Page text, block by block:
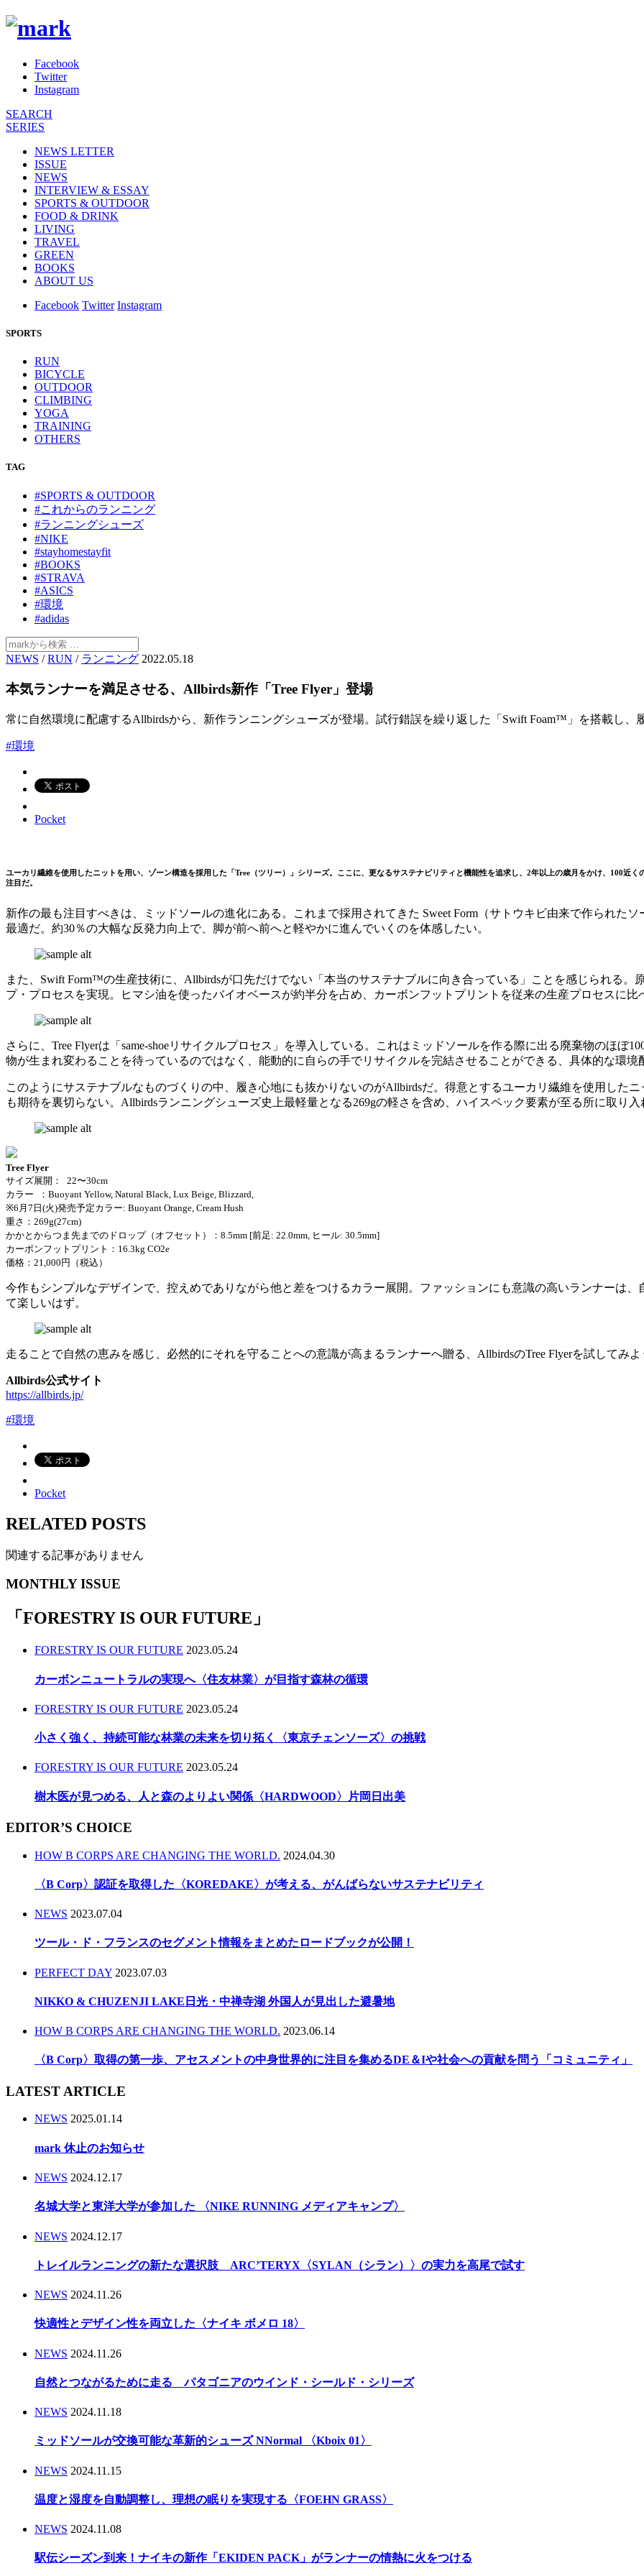
Facebook
Twitter
Instagram
SEARCH
SERIES
NEWS LETTER
ISSUE
NEWS
INTERVIEW & ESSAY
SPORTS & OUTDOOR
FOOD & DRINK
LIVING
TRAVEL
GREEN
BOOKS
ABOUT US
Facebook Twitter Instagram
SPORTS
RUN
BICYCLE
OUTDOOR
CLIMBING
YOGA
TRAINING
OTHERS
TAG
#SPORTS & OUTDOOR
#これからのランニング
#ランニングシューズ
#NIKE
#stayhomestayfit
#BOOKS
#STRAVA
#ASICS
#環境
#adidas
NEWS /RUN / ランニング 2022.05.18
本気ランナーを満足させる、Allbirds新作「Tree Flyer」登場
常に自然環境に配慮するAllbirdsから、新作ランニングシューズが登場。試行錯誤を繰り返した「Swift Foam™」を搭載し、
#環境
Pocket
ユーカリ繊維を使用したニットを用い、ゾーン構造を採用した「Tree（ツリー）」シリーズ。ここに、更なるサステナビリティと機能性を追求し、2年以上の歳月をかけ、100近
注目だ。
新作の最も注目すべきは、ミッドソールの進化にある。これまで採用されてきた Sweet Form（サトウキビ由来で作られた
最適だ。約30％の大幅な反発力向上で、脚が前へ前へと軽やかに進んでいくのを体感したい。
また、Swift Form™の生産技術に、Allbirdsが口先だけでない「本当のサステナブルに向き合っている」ことを感じられる
プ・プロセスを実現。ヒマシ油を使ったバイオベースが約半分を占め、カーボンフットプリントを従来の生産プロセスに比
さらに、Tree Flyerは「same-shoeリサイクルプロセス」を導入している。これはミッドソールを作る際に出る廃棄物のほぼ
物が生まれ変わることを待っているのではなく、能動的に自らの手でリサイクルを完結させることができる、具体的な環境
このようにサステナブルなものづくりの中、履き心地にも抜かりないのがAllbirdsだ。得意とするユーカリ繊維を使用した
も期待を裏切らない。Allbirdsランニングシューズ史上最軽量となる269gの軽さを含め、ハイスペック要素が至る所に取り
Tree Flyer
サイズ展開： 22〜30cm
カラー ：Buoyant Yellow, Natural Black, Lux Beige, Blizzard,
※6月7日(火)発売予定カラー: Buoyant Orange, Cream Hush
重さ：269g(27cm)
かかとからつま先までのドロップ（オフセット）：8.5mm [前足: 22.0mm, ヒール: 30.5mm]
カーボンフットプリント：16.3kg CO2e
価格：21,000円（税込）
今作もシンプルなデザインで、控えめでありながら他と差をつけるカラー展開。ファッションにも意識の高いランナーは
て楽しいはず。
走ることで自然の恵みを感じ、必然的にそれを守ることへの意識が高まるランナーへ贈る、AllbirdsのTree Flyerを試してみよ
Allbirds公式サイト
https://allbirds.jp/
#環境
Pocket
RELATED POSTS
関連する記事がありません
MONTHLY ISSUE
「 FORESTRY IS OUR FUTURE 」
FORESTRY IS OUR FUTURE 2023.05.24
カーボンニュートラルの実現へ〈住友林業〉が目指す森林の循環
FORESTRY IS OUR FUTURE 2023.05.24
小さく強く、持続可能な林業の未来を切り拓く〈東京チェンソーズ〉の挑戦
FORESTRY IS OUR FUTURE 2023.05.24
樹木医が見つめる、人と森のよりよい関係〈HARDWOOD〉片岡日出美
EDITOR’S CHOICE
HOW B CORPS ARE CHANGING THE WORLD. 2024.04.30
〈B Corp〉認証を取得した〈KOREDAKE〉が考える、がんばらないサステナビリティ
NEWS 2023.07.04
ツール・ド・フランスのセグメント情報をまとめたロードブックが公開！
PERFECT DAY 2023.07.03
NIKKO & CHUZENJI LAKE日光・中禅寺湖 外国人が見出した避暑地
HOW B CORPS ARE CHANGING THE WORLD. 2023.06.14
〈B Corp〉取得の第一歩、アセスメントの中身世界的に注目を集めるDE＆Iや社会への貢献を問う「コミュニティ」
LATEST ARTICLE
NEWS 2025.01.14
mark 休止のお知らせ
NEWS 2024.12.17
名城大学と東洋大学が参加した 〈NIKE RUNNING メディアキャンプ〉
NEWS 2024.12.17
トレイルランニングの新たな選択肢 ARC’TERYX〈SYLAN（シラン）〉の実力を高尾で試す
NEWS 2024.11.26
快適性とデザイン性を両立した〈ナイキ ボメロ 18〉
NEWS 2024.11.26
自然とつながるために走る パタゴニアのウインド・シールド・シリーズ
NEWS 2024.11.18
ミッドソールが交換可能な革新的シューズ NNormal 〈Kboix 01〉
NEWS 2024.11.15
温度と湿度を自動調整し、理想の眠りを実現する〈FOEHN GRASS〉
NEWS 2024.11.08
駅伝シーズン到来！ナイキの新作「EKIDEN PACK」がランナーの情熱に火をつける